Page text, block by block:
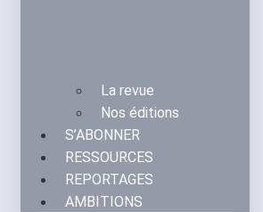
La revue
Nos éditions
S’ABONNER
RESSOURCES
REPORTAGES
AMBITIONS